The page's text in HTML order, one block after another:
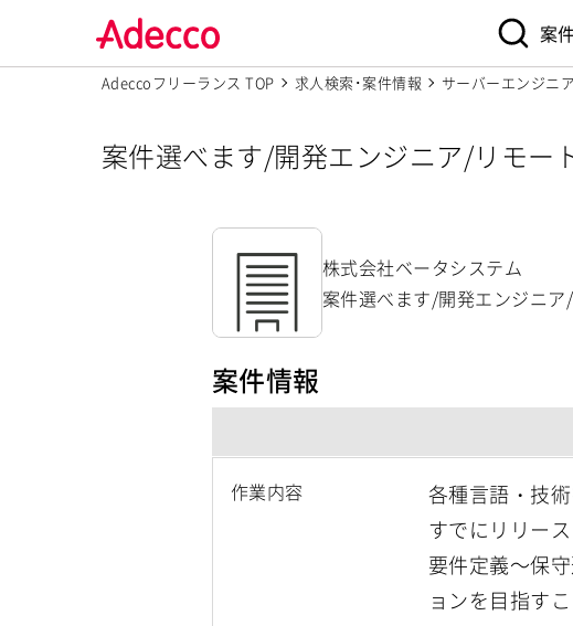
案
Adeccoフリーランス TOP 求人検索･案件情報 サーバーエンジニア
案件選べます/開発エンジニア/リモー
株式会社ベータシステム
案件選べます/開発エンジニ
案件情報
作業内容
各種言語・技
すでにリリー
要件定義～保
ョンを目指す